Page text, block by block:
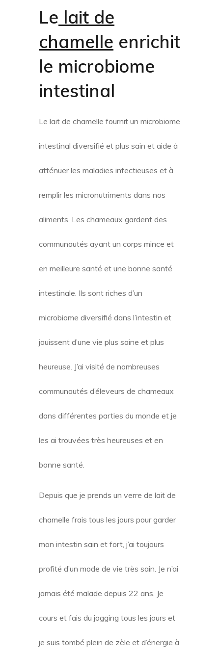
Le lait de
chamelle enrichit
le microbiome
intestinal
Le lait de chamelle fournit un microbiome
intestinal diversifié et plus sain et aide à
atténuer les maladies infectieuses et à
remplir les micronutriments dans nos
aliments. Les chameaux gardent des
communautés ayant un corps mince et
en meilleure santé et une bonne santé
intestinale. Ils sont riches d’un
microbiome diversifié dans l’intestin et
jouissent d’une vie plus saine et plus
heureuse. J’ai visité de nombreuses
communautés d’éleveurs de chameaux
dans différentes parties du monde et je
les ai trouvées très heureuses et en
bonne santé.
Depuis que je prends un verre de lait de
chamelle frais tous les jours pour garder
mon intestin sain et fort, j’ai toujours
profité d’un mode de vie très sain. Je n’ai
jamais été malade depuis 22 ans. Je
cours et fais du jogging tous les jours et
je suis tombé plein de zèle et d’énergie à